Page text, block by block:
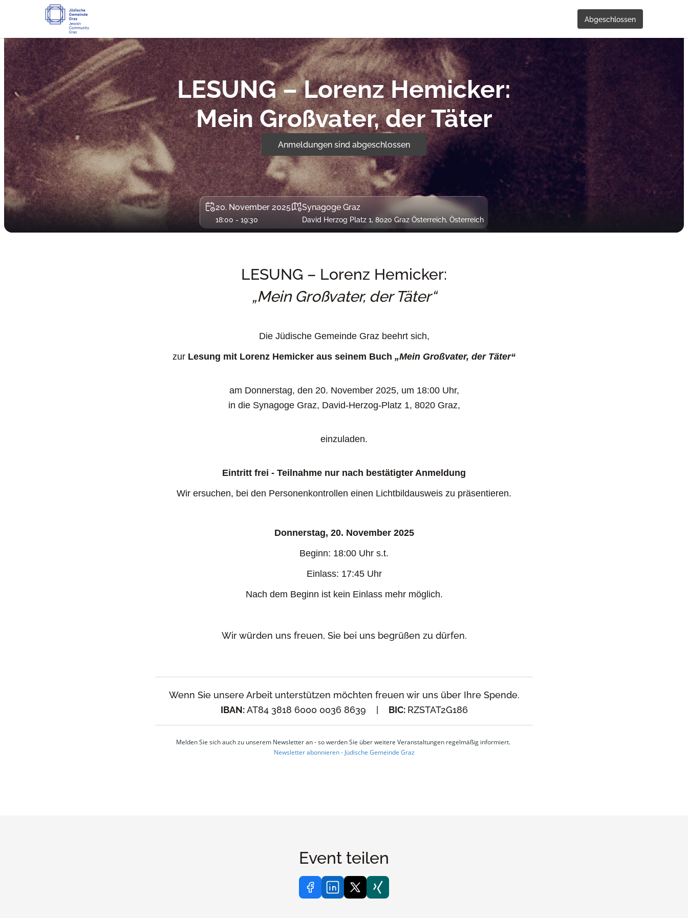
Abgeschlossen
LESUNG – Lorenz Hemicker:
Mein Großvater, der Täter
Anmeldungen sind abgeschlossen
20. November 2025
18:00 - 19:30
Synagoge Graz
David Herzog Platz 1, 8020 Graz Österreich, Österreich
LESUNG – Lorenz Hemicker:
„Mein Großvater, der Täter“
Die Jüdische Gemeinde Graz beehrt sich,
zur Lesung mit Lorenz Hemicker aus seinem Buch „Mein Großvater, der Täter“
am Donnerstag, den 20. November 2025, um 18:00 Uhr,
in die Synagoge Graz, David-Herzog-Platz 1, 8020 Graz,
einzuladen.
Eintritt frei - Teilnahme nur nach bestätigter Anmeldung
Wir ersuchen, bei den Personenkontrollen einen Lichtbildausweis zu präsentieren.
Donnerstag, 20. November 2025
Beginn: 18:00 Uhr s.t.
Einlass: 17:45 Uhr
Nach dem Beginn ist kein Einlass mehr möglich.
Wir würden uns freuen, Sie bei uns begrüßen zu dürfen.
Wenn Sie unsere Arbeit unterstützen möchten freuen wir uns über Ihre Spende.
IBAN:AT84 3818 6000 0036 8639 | BIC: RZSTAT2G186
Melden Sie sich auch zu unserem Newsletter an - so werden Sie über weitere Veranstaltungen regelmäßig informiert.
Newsletter abonnieren - Jüdische Gemeinde Graz
Event teilen